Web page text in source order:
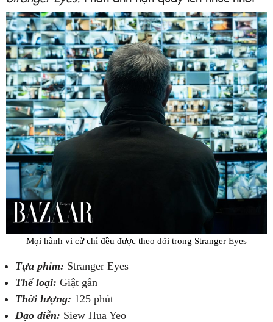
Mọi hành vi cử chỉ đều được theo dõi trong Stranger Eyes
Tựa phim: Stranger Eyes
Thể loại: Giật gân
Thời lượng: 125 phút
Đạo diễn: Siew Hua Yeo